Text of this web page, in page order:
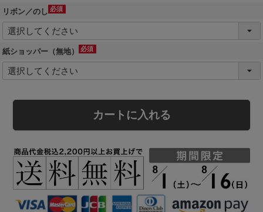
リボン／のし
須)
紙ショッパー（無地）
カートに入れる